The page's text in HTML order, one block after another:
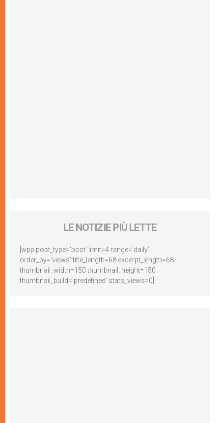
LE NOTIZIE PIÙ LETTE
[wpp post_type='post' limit=4 range='daily'
order_by='views' title_length=68 excerpt_length=68
thumbnail_width=150 thumbnail_height=150
thumbnail_build='predefined' stats_views=0]